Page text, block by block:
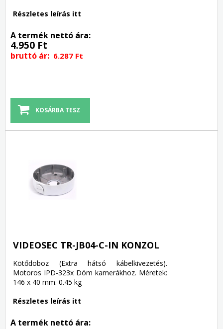
Részletes leírás itt
A termék nettó ára:
4.950 Ft
bruttó ár: 6.287 Ft
VIDEOSEC TR-JB04-C-IN KONZOL
Kötődoboz (Extra hátsó kábelkivezetés).
Motoros IPD-323x Dóm kamerákhoz. Méretek:
146 x 40 mm. 0.45 kg
Részletes leírás itt
A termék nettó ára: